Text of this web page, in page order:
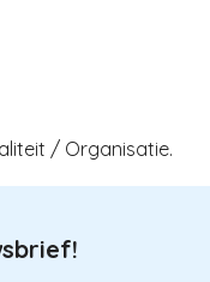
/ Organisatie.